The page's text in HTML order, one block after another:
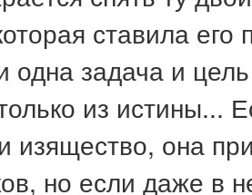
ставила его
одна задача и
из истины...
изящество, она
но если даже в